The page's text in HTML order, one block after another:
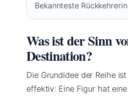
Bekannteste Rückkehrerin
Was ist der Sinn
Destination?
Die Grundidee der Reihe
effektiv: Eine Figur hat